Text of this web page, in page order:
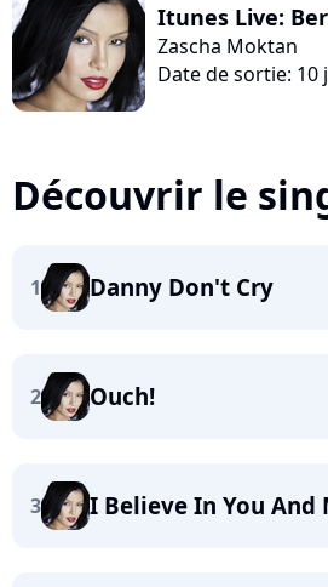
Itunes Live:
Zascha Moktan
Date de sortie: 10
Découvrir le
1 Danny Don't Cry
2 Ouch!
3 I Believe In You And